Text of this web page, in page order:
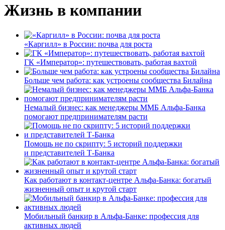
Жизнь в компании
«Каргилл» в России: почва для роста
ГК «Император»: путешествовать, работая вахтой
Больше чем работа: как устроены сообщества Билайна
Немалый бизнес: как менеджеры ММБ Альфа-Банка
помогают предпринимателям расти
Помощь не по скрипту: 5 историй поддержки
и представителей Т-Банка
Как работают в контакт-центре Альфа-Банка: богатый
жизненный опыт и крутой старт
Мобильный банкир в Альфа-Банке: профессия для
активных людей